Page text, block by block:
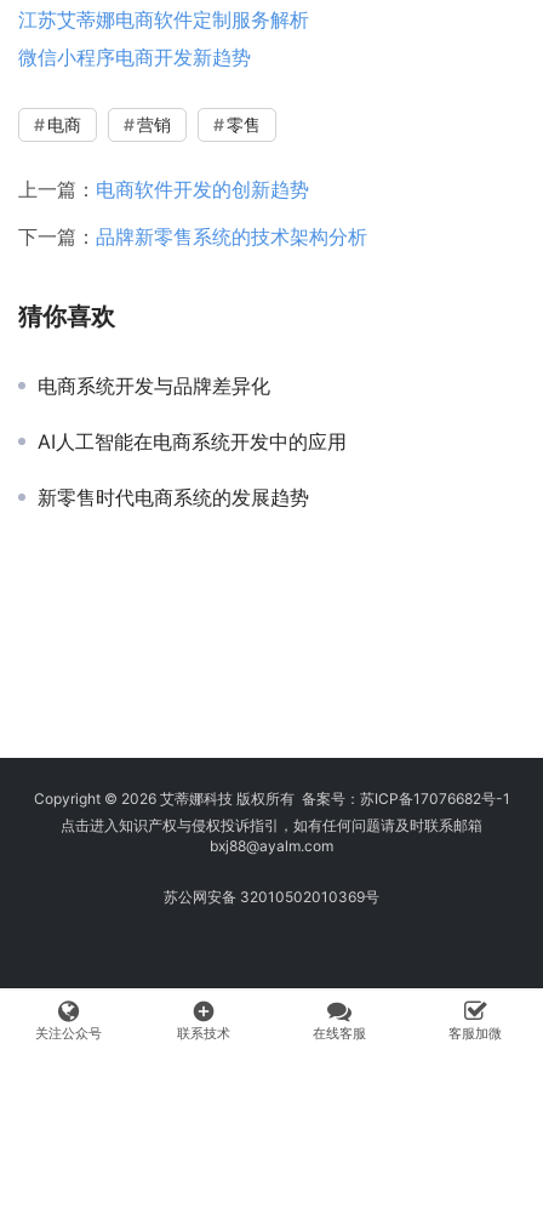
江苏艾蒂娜电商软件定制服务解析
微信小程序电商开发新趋势
电商 营销 零售
上一篇： 电商软件开发的创新趋势
下一篇： 品牌新零售系统的技术架构分析
猜你喜欢
电商系统开发与品牌差异化
AI人工智能在电商系统开发中的应用
新零售时代电商系统的发展趋势
Copyright © 2026 艾蒂娜科技 版权所有 备案号： 苏ICP备17076682号-1
点击进入知识产权与侵权投诉指引，如有任何问题请及时联系邮箱
bxj88@ayalm.com
苏公网安备 32010502010369号
关注公众号
add_circle
联系技术 在线客服 客服加微